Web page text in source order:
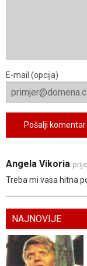
E-mail (opcija)
Pošalji
Angela Vikoria
Treba mi vasa hitna
NAJNOVIJE